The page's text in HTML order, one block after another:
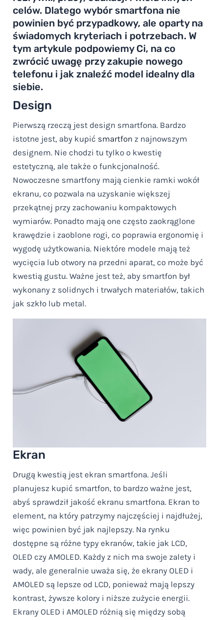
celów. Dlatego wybór smartfona nie
powinien być przypadkowy, ale oparty na
świadomych kryteriach i potrzebach. W
tym artykule podpowiemy Ci, na co
zwrócić uwagę przy zakupie nowego
telefonu i jak znaleźć model idealny dla
siebie.
Design
Pierwszą rzeczą jest design smartfona. Bardzo
istotne jest, aby kupić smartfon z najnowszym
designem. Nie chodzi tu tylko o kwestię
estetyczną, ale także o funkcjonalność.
Nowoczesne smartfony mają cienkie ramki wokół
ekranu, co pozwala na uzyskanie większej
przekątnej przy zachowaniu kompaktowych
wymiarów. Ponadto mają one często zaokrąglone
krawędzie i zaoblone rogi, co poprawia ergonomię i
wygodę użytkowania. Niektóre modele mają też
wycięcia lub otwory na przedni aparat, co może być
kwestią gustu. Ważne jest też, aby smartfon był
wykonany z solidnych i trwałych materiałów, takich
jak szkło lub metal.
Ekran
Drugą kwestią jest ekran smartfona. Jeśli
planujesz kupić smartfon, to bardzo ważne jest,
abyś sprawdził jakość ekranu smartfona. Ekran to
element, na który patrzymy najczęściej i najdłużej,
więc powinien być jak najlepszy. Na rynku
dostępne są różne typy ekranów, takie jak LCD,
OLED czy AMOLED. Każdy z nich ma swoje zalety i
wady, ale generalnie uważa się, że ekrany OLED i
AMOLED są lepsze od LCD, ponieważ mają lepszy
kontrast, żywsze kolory i niższe zużycie energii.
Ekrany OLED i AMOLED różnią się między sobą